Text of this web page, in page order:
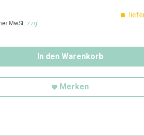
MwSt. zzgl.
In den Warenkorb
Merken